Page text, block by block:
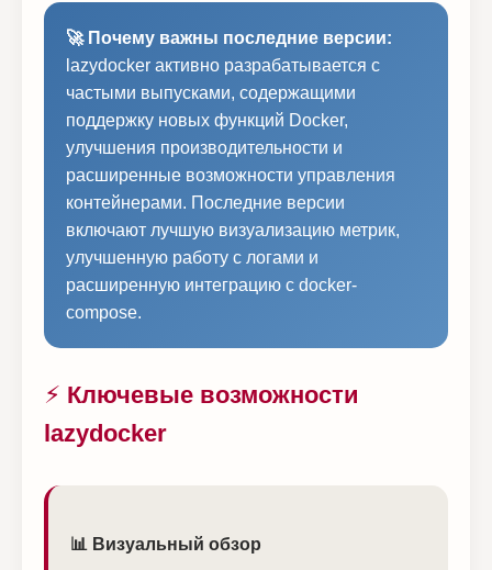
🚀 Почему важны последние версии:
lazydocker активно разрабатывается с
частыми выпусками, содержащими
поддержку новых функций Docker,
улучшения производительности и
расширенные возможности управления
контейнерами. Последние версии
включают лучшую визуализацию метрик,
улучшенную работу с логами и
расширенную интеграцию с docker-
compose.
⚡ Ключевые возможности
lazydocker
📊 Визуальный обзор